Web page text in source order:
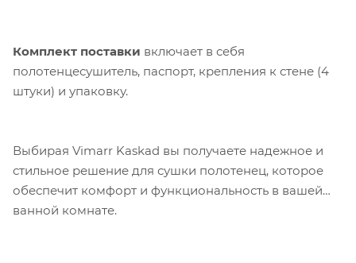
Комплект поставки включает в себя
полотенцесушитель, паспорт, крепления к стене (4
штуки) и упаковку.
Выбирая Vimarr Kaskad вы получаете надежное и
стильное решение для сушки полотенец, которое
обеспечит комфорт и функциональность в вашей
ванной комнате.